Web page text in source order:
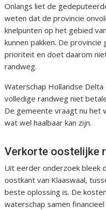
Onlangs liet de
weten dat de provincie
knelpunten op het gebied
kunnen pakken. De
prioriteit en doet daarom
randweg.
Waterschap Hollandse
volledige randweg niet
De gemeente vraagt nu het
wat wel haalbaar kan zijn.
Verkorte oostelijke
Uit eerder onderzoek bleek
oostkant van Klaaswaal,
beste oplossing is. De
waterschap samen